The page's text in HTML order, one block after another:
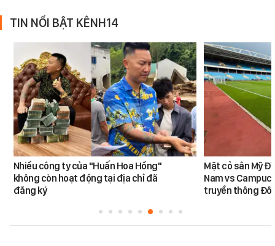
TIN NỔI BẬT KÊNH14
Nhiều công ty của "Huấn Hoa Hồng"
không còn hoạt động tại địa chỉ đã
đăng ký
Mặt cỏ sân Mỹ
Nam vs
truyền thông